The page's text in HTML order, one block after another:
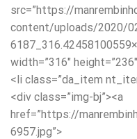
src=”https://
content/uploads/2020/
width=”316″
<li class=”da_item
<div class=”img-bj”><a
href=”https://
6957.jpg”>